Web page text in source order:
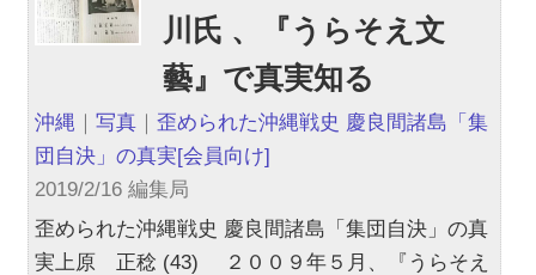
川氏 、『うらそえ文
藝』で真実知る
沖縄 ｜写真 ｜歪められた沖縄戦史 慶良間諸島「集
団自決」の真実[会員向け]
2019/2/16 編集局
歪められた沖縄戦史 慶良間諸島「集団自決」の真
実上原 正稔 (43) ２００９年５月、『うらそえ